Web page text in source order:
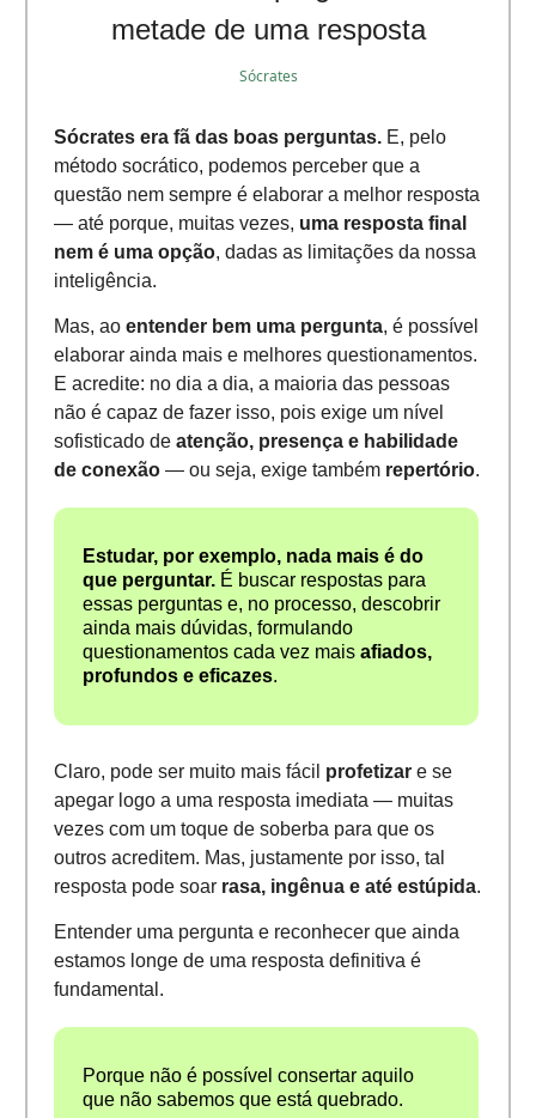
metade de uma resposta
Sócrates
Sócrates era fã das boas perguntas.E, pelo
método socrático, podemos perceber que a
questão nem sempre é elaborar a melhor resposta
— até porque, muitas vezes, uma resposta final
nem é uma opção, dadas as limitações da nossa
inteligência.
Mas, ao entender bem uma pergunta, é possível
elaborar ainda mais e melhores questionamentos.
E acredite: no dia a dia, a maioria das pessoas
não é capaz de fazer isso, pois exige um nível
sofisticado de atenção, presença e habilidade
de conexão— ou seja, exige também repertório.
Estudar, por exemplo, nada mais é do
que perguntar.É buscar respostas para
essas perguntas e, no processo, descobrir
ainda mais dúvidas, formulando
questionamentos cada vez mais afiados,
profundos e eficazes.
Claro, pode ser muito mais fácil profetizare se
apegar logo a uma resposta imediata — muitas
vezes com um toque de soberba para que os
outros acreditem. Mas, justamente por isso, tal
resposta pode soar rasa, ingênua e até estúpida.
Entender uma pergunta e reconhecer que ainda
estamos longe de uma resposta definitiva é
fundamental.
Porque não é possível consertar aquilo
que não sabemos que está quebrado.